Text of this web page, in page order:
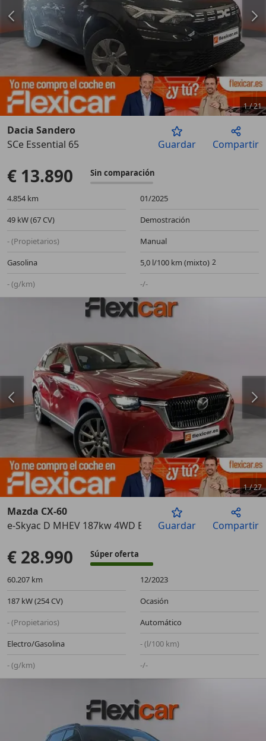
Anterior
1/21
Dacia Sandero
SCe Essential 65
Guardar Compartir
€ 13.890 Sin comparación
4.854 km
01/2025
49 kW (67 CV)
Demostración
- (Propietarios)
Manual
Gasolina
5,0 l/100 km (mixto)
- (g/km)
-/-
Anterior
1/27
Mazda CX-60
e-Skyac D MHEV 187kw 4WD Exclusive-Line
Guardar Compartir
€ 28.990 Súper oferta
60.207 km
12/2023
187 kW (254 CV)
Ocasión
- (Propietarios)
Automático
Electro/Gasolina
- (l/100 km)
- (g/km)
-/-